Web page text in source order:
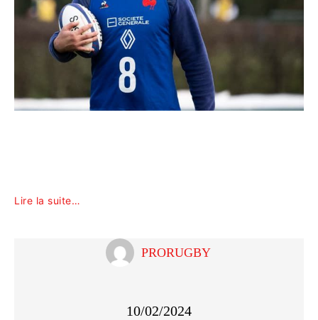
Lire la suite…
PRORUGBY
10/02/2024